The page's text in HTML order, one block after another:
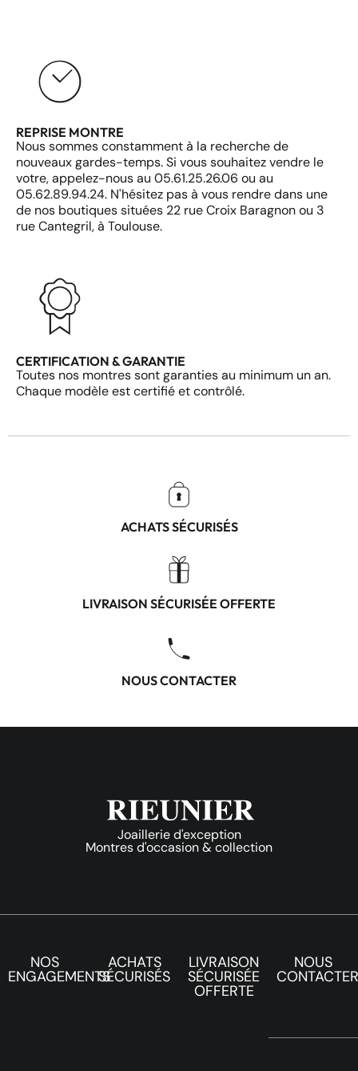
REPRISE MONTRE
Nous sommes constamment à la recherche de
nouveaux gardes-temps. Si vous souhaitez vendre le
votre, appelez-nous au 05.61.25.26.06 ou au
05.62.89.94.24. N'hésitez pas à vous rendre dans une
de nos boutiques situées 22 rue Croix Baragnon ou 3
rue Cantegril, à Toulouse.
CERTIFICATION & GARANTIE
Toutes nos montres sont garanties au minimum un an.
Chaque modèle est certifié et contrôlé.
ACHATS SÉCURISÉS
LIVRAISON SÉCURISÉE OFFERTE
NOUS CONTACTER
Joaillerie d'exception
Montres d'occasion & collection
NOS
ENGAGEMENTS
ACHATS
SÉCURISÉS
LIVRAISON
SÉCURISÉE
OFFERTE
NOUS
CONTACTER